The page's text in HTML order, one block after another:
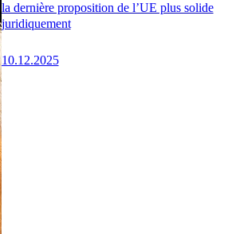
la dernière proposition de l’UE plus solide
juridiquement
10.12.2025